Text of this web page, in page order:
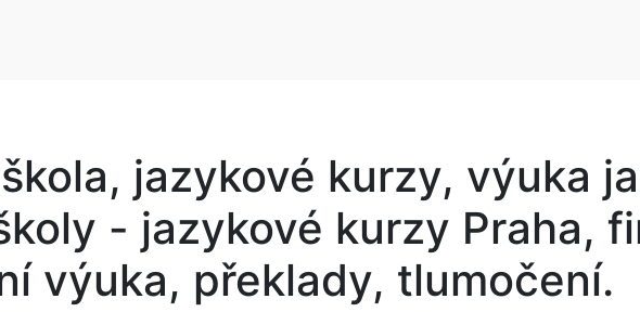
jazykové kurzy, výuka
- jazykové kurzy Praha,
výuka, překlady, tlumočení.